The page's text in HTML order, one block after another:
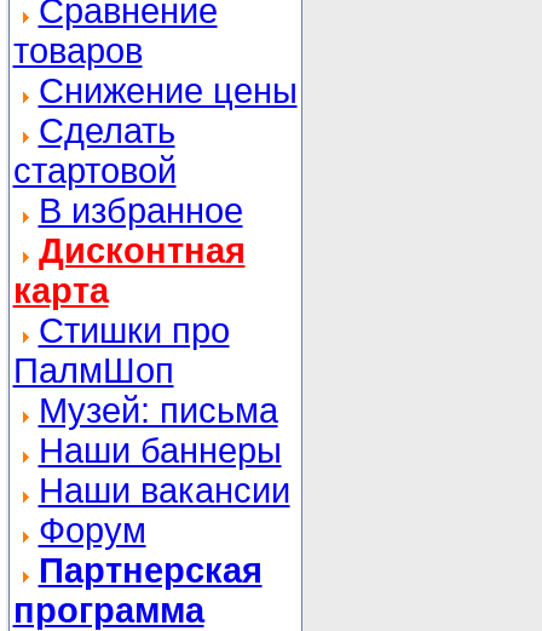
Сравнение
товаров
Снижение цены
Сделать
стартовой
В избранное
Дисконтная
карта
Стишки про
ПалмШоп
Музей: письма
Наши баннеры
Наши вакансии
Форум
Партнерская
программа